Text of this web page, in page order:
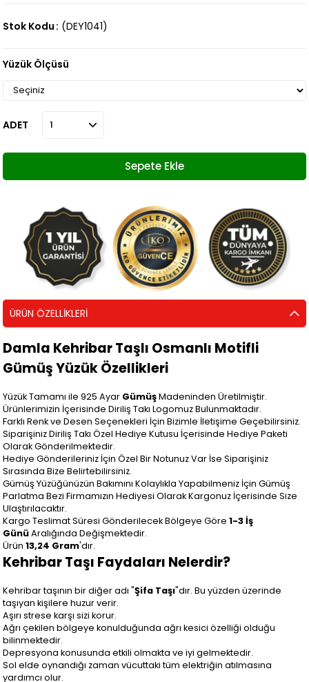
Stok Kodu (DEY1041)
Yüzük Ölçüsü
ADET
ÜRÜN ÖZELLIKLERI
Damla Kehribar Taşlı Osmanlı Motifli
Gümüş Yüzük Özellikleri
Yüzük Tamamı ile 925 Ayar Gümüş Madeninden Üretilmiştir.
Ürünlerimizin İçerisinde Diriliş Takı Logomuz Bulunmaktadır.
Farklı Renk ve Desen Seçenekleri İçin Bizimle İletişime Geçebilirsiniz.
Siparişiniz Diriliş Takı Özel Hediye Kutusu İçerisinde Hediye Paketi
Olarak Gönderilmektedir.
Hediye Gönderileriniz İçin Özel Bir Notunuz Var İse Siparişiniz
Sırasında Bize Belirtebilirsiniz.
Gümüş Yüzüğünüzün Bakımını Kolaylıkla Yapabilmeniz İçin Gümüş
Parlatma Bezi Firmamızın Hediyesi Olarak Kargonuz İçerisinde Size
Ulaştırılacaktır.
Kargo Teslimat Süresi Gönderilecek Bölgeye Göre 1-3 İş
Günü Aralığında Değişmektedir.
Ürün 13,24 Gram'dır.
Kehribar Taşı Faydaları Nelerdir?
Kehribar taşının bir diğer adı "Şifa Taşı"dır. Bu yüzden üzerinde
taşıyan kişilere huzur verir.
Aşırı strese karşı sizi korur.
Ağrı çekilen bölgeye konulduğunda ağrı kesici özelliği olduğu
bilinmektedir.
Depresyona konusunda etkili olmakta ve iyi gelmektedir.
Sol elde oynandığı zaman vücuttaki tüm elektriğin atılmasına
yardımcı olur.